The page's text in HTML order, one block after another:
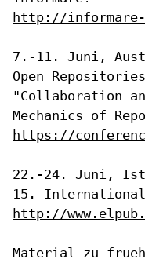
http://informare-
Open
"Collaboration
Mechanics of
https://
22.-24. Juni,
http://
Material zu